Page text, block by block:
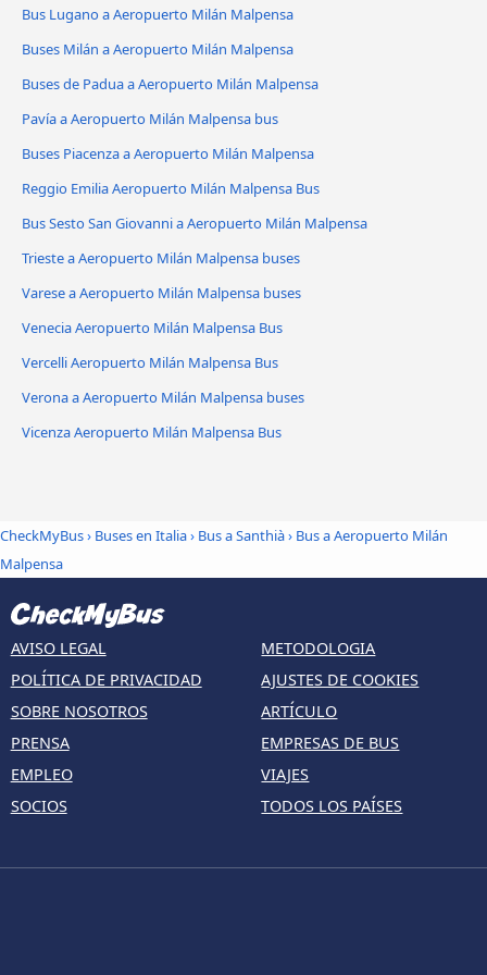
Bus Lugano a Aeropuerto Milán Malpensa
Buses Milán a Aeropuerto Milán Malpensa
Buses de Padua a Aeropuerto Milán Malpensa
Pavía a Aeropuerto Milán Malpensa bus
Buses Piacenza a Aeropuerto Milán Malpensa
Reggio Emilia Aeropuerto Milán Malpensa Bus
Bus Sesto San Giovanni a Aeropuerto Milán Malpensa
Trieste a Aeropuerto Milán Malpensa buses
Varese a Aeropuerto Milán Malpensa buses
Venecia Aeropuerto Milán Malpensa Bus
Vercelli Aeropuerto Milán Malpensa Bus
Verona a Aeropuerto Milán Malpensa buses
Vicenza Aeropuerto Milán Malpensa Bus
CheckMyBus› Buses en Italia› Bus a Santhià› Bus a Aeropuerto Milán
Malpensa
AVISO LEGAL
POLÍTICA DE PRIVACIDAD
SOBRE NOSOTROS
PRENSA
EMPLEO
SOCIOS
METODOLOGIA
AJUSTES DE COOKIES
ARTÍCULO
EMPRESAS DE BUS
VIAJES
TODOS LOS PAÍSES